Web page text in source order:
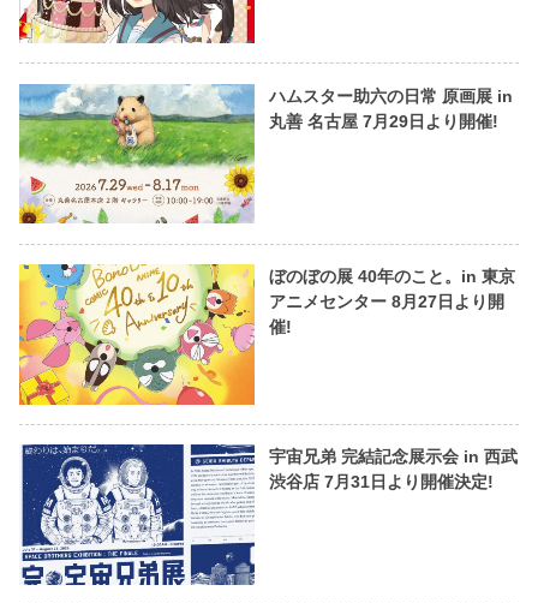
ハムスター助六の日常 原画展 in
丸善 名古屋 7月29日より開催!
ぼのぼの展 40年のこと。in 東京
アニメセンター 8月27日より開
催!
宇宙兄弟 完結記念展示会 in 西武
渋谷店 7月31日より開催決定!